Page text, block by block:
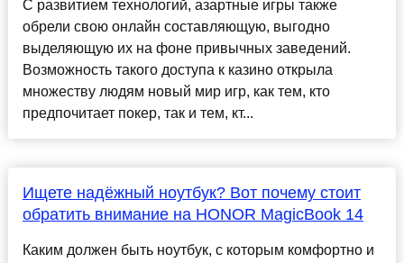
С развитием технологий, азартные игры также
обрели свою онлайн составляющую, выгодно
выделяющую их на фоне привычных заведений.
Возможность такого доступа к казино открыла
множеству людям новый мир игр, как тем, кто
предпочитает покер, так и тем, кт...
Ищете надёжный ноутбук? Вот почему стоит
обратить внимание на HONOR MagicBook 14
Каким должен быть ноутбук, с которым комфортно и